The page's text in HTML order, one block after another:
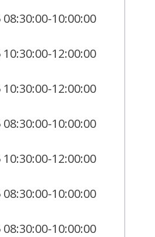
10:00:00
12:00:00
12:00:00
10:00:00
12:00:00
10:00:00
10:00:00